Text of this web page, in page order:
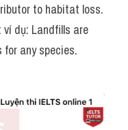
to habitat loss.
ví dụ: Landfills are
any species.